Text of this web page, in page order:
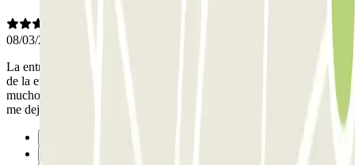
08/03/2025
La entrada al parking fue un poco caótica. La persona que se ocupa
de la entrada ( en remoto a través de un interfono) no se enteraba
mucho de mi reserva. Como si no tuviese constancia de ella. Al final
me dejó pasar pero sin entender muy bien que sucedió